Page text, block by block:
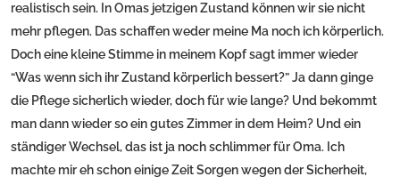
realistisch sein. In Omas jetzigen Zustand können wir sie nicht
mehr pflegen. Das schaffen weder meine Ma noch ich körperlich.
Doch eine kleine Stimme in meinem Kopf sagt immer wieder
“Was wenn sich ihr Zustand körperlich bessert?” Ja dann ginge
die Pflege sicherlich wieder, doch für wie lange? Und bekommt
man dann wieder so ein gutes Zimmer in dem Heim? Und ein
ständiger Wechsel, das ist ja noch schlimmer für Oma. Ich
machte mir eh schon einige Zeit Sorgen wegen der Sicherheit,